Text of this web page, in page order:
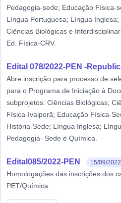
Pedagogia-sede; Educação Física-
Língua Portuguesa; Língua
Ciências Biológicas e
Ed. Física-CRV.
Edital 078/2022-PEN -
Abre inscrição para processo de
para o Programa de Iniciação à
subprojetos: Ciências Biológicas;
Física-Ivaiporã; Educação Física-
História-Sede; Língua Inglesa;
Pedagogia- Sede e Química.
Edital085/2022-PEN 15/09/2022
Homologações das inscrições dos
PET/Química.